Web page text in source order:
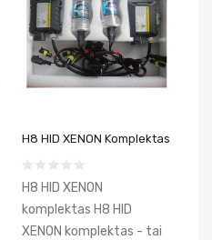
H8 HID XENON Komplektas
H8 HID XENON
komplektas H8 HID
XENON komplektas - tai